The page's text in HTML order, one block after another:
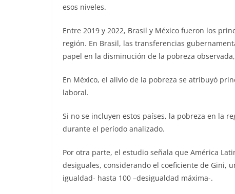
esos niveles.
Entre 2019 y 2022, Brasil y México fueron los
región. En Brasil, las transferencias
papel en la disminución de la pobreza
En México, el alivio de la pobreza se atribuyó
laboral.
Si no se incluyen estos países, la pobreza en la
durante el período analizado.
Por otra parte, el estudio señala que América
desiguales, considerando el coeficiente de Gini,
igualdad- hasta 100 –desigualdad máxima-.